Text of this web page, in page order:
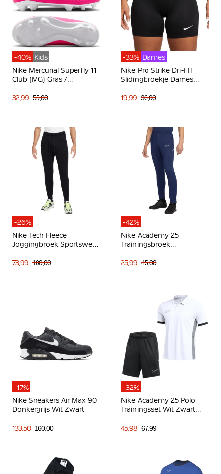
-40% Kids
Nike Mercurial Superfly 11
Club (MG) Gras /
Voetbalschoenen Kids
32,99 55,00
-33% Dames
Nike Pro Strike Dri-FIT
Slidingbroekje Dames
19,99 30,00
-26%
Nike Tech Fleece
Joggingbroek Sportswear
73,99 100,00
-42%
Nike Academy 25
Trainingsbroek
25,99 45,00
-17%
Nike Sneakers Air Max 90
Donkergrijs Wit Zwart
133,50 160,00
-32%
Nike Academy 25 Polo
Trainingsset Wit Zwart
45,98 67,99